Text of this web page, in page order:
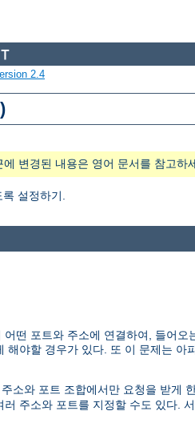
2.4
변경된 내용은 영어 문서를 참고하
설정하기.
떤 포트와 주소에 연결하여, 들어
해야할 경우가 있다. 또 이 문제는
소와 포트 조합에서만 요청을 받게
러 주소와 포트를 지정할 수도 있다.